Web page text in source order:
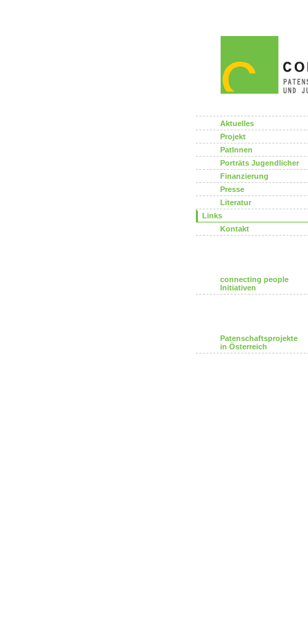
Aktuelles
Projekt
PatInnen
Porträts Jugendlicher
Finanzierung
Presse
Literatur
Links
Kontakt
connecting people
Initiativen
Patenschaftsprojekte
in Österreich